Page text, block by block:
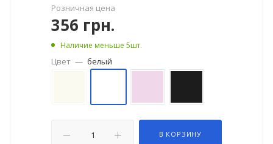
Розничная цена
356 грн.
Наличие меньше 5шт.
Цвет — белый
В КОРЗИНУ